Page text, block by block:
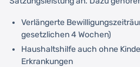
Verlängerte
gesetzlichen 4 Wochen)
Haushaltshilfe auch ohne
Erkrankungen